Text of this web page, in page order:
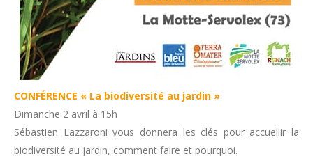
CONFÉRENCE « La biodiversité au jardin »
Dimanche 2 avril à 15h
Sébastien Lazzaroni vous donnera les clés pour accuellir la
biodiversité au jardin, comment faire et pourquoi.